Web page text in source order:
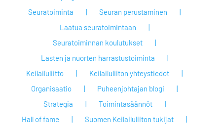
Seuratoiminta
Seuran perustaminen
Laatua seuratoimintaan
Seuratoiminnan koulutukset
Lasten ja nuorten harrastustoiminta
Keilailuliitto
Keilailuliiton yhteystiedot
Organisaatio
Puheenjohtajan blogi
Strategia
Toimintasäännöt
Hall of fame
Suomen Keilailuliiton tukijat